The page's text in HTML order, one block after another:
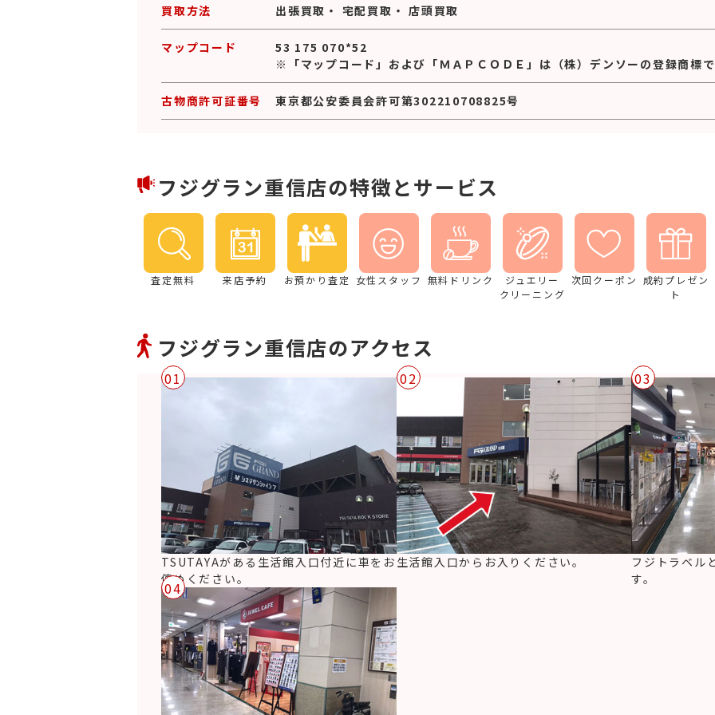
買取方法 出張買取 ・ 宅配買取 ・店頭買取
マップコード
53 175 070*52
※「マップコード」および「ＭＡＰＣＯＤＥ」は（株）デンソーの登録商標
古物商許可証番号 東京都公安委員会許可第302210708825号
フジグラン重信店の特徴とサービス
査定無料 来店予約 お預かり査定 女性スタッフ 無料ドリンク
ジュエリー
クリーニング
次回クーポン
成約プレゼン
ト
フジグラン重信店のアクセス
01
TSUTAYAがある生活館入口付近に車をお
停めください。
02
生活館入口からお入りください。
03
フジトラベル
す。
04